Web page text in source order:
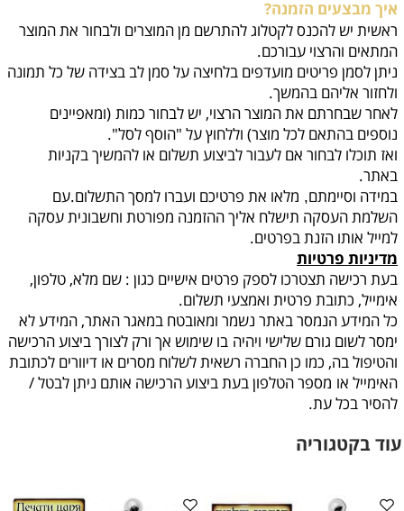
איך מבצעים הזמנה?
ראשית יש להכנס לקטלוג להתרשם מן המוצרים ולבחור את המוצר
המתאים והרצוי עבורכם.
ניתן לסמן פריטים מועדפים בלחיצה על סמן לב בצידה של כל תמונה
ולחזור אליהם בהמשך.
לאחר שבחרתם את המוצר הרצוי, יש לבחור כמות (ומאפיינים
נוספים בהתאם לכל מוצר) וללחוץ על "הוסף לסל".
ואז תוכלו לבחור אם לעבור לביצוע תשלום או להמשיך בקניות
באתר.
במידה וסיימתם, מלאו את פרטיכם ועברו למסך התשלום.עם
השלמת העסקה תישלח אליך ההזמנה מפורטת וחשבונית עסקה
למייל אותו הזנת בפרטים.
מדיניות פרטיות
בעת רכישה תצטרכו לספק פרטים אישיים כגון : שם מלא, טלפון,
אימייל, כתובת פרטית ואמצעי תשלום.
כל המידע הנמסר באתר נשמר ומאובטח במאגר האתר, המידע לא
ימסר לשום גורם שלישי ויהיה בו שימוש אך ורק לצורך ביצוע הרכישה
והטיפול בה, כמו כן החברה רשאית לשלוח מסרים או דיוורים לכתובת
האימייל או מספר הטלפון בעת ביצוע הרכישה אותם ניתן לבטל /
להסיר בכל עת.
עוד בקטגוריה